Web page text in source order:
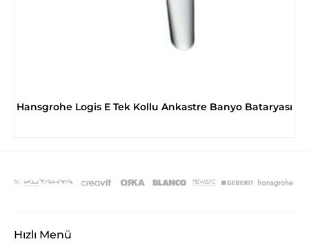
Hansgrohe Logis E Tek Kollu Ankastre Banyo Bataryası
Hızlı Menü